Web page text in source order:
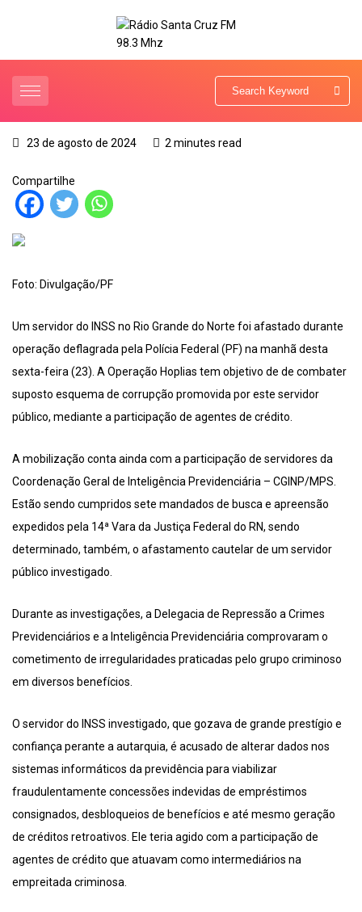
23 de agosto de 2024 2 minutes read
Compartilhe
Foto: Divulgação/PF
Um servidor do INSS no Rio Grande do Norte foi afastado durante
operação deflagrada pela Polícia Federal (PF) na manhã desta
sexta-feira (23). A Operação Hoplias tem objetivo de de combater
suposto esquema de corrupção promovida por este servidor
público, mediante a participação de agentes de crédito.
A mobilização conta ainda com a participação de servidores da
Coordenação Geral de Inteligência Previdenciária – CGINP/MPS.
Estão sendo cumpridos sete mandados de busca e apreensão
expedidos pela 14ª Vara da Justiça Federal do RN, sendo
determinado, também, o afastamento cautelar de um servidor
público investigado.
Durante as investigações, a Delegacia de Repressão a Crimes
Previdenciários e a Inteligência Previdenciária comprovaram o
cometimento de irregularidades praticadas pelo grupo criminoso
em diversos benefícios.
O servidor do INSS investigado, que gozava de grande prestígio e
confiança perante a autarquia, é acusado de alterar dados nos
sistemas informáticos da previdência para viabilizar
fraudulentamente concessões indevidas de empréstimos
consignados, desbloqueios de benefícios e até mesmo geração
de créditos retroativos. Ele teria agido com a participação de
agentes de crédito que atuavam como intermediários na
empreitada criminosa.